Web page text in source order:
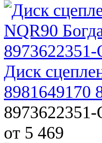
Диск
8981649170
8973622351-
от 5 469